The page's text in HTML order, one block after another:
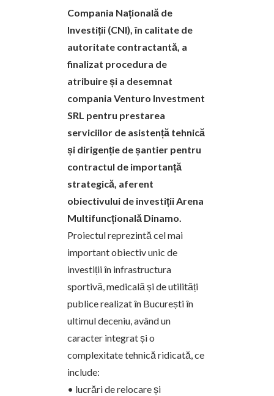
Compania Națională de
Investiții (CNI), în calitate de
autoritate contractantă, a
finalizat procedura de
atribuire și a desemnat
compania Venturo Investment
SRL pentru prestarea
serviciilor de asistență tehnică
și dirigenție de șantier pentru
contractul de importanță
strategică, aferent
obiectivului de investiții Arena
Multifuncțională Dinamo.
Proiectul reprezintă cel mai
important obiectiv unic de
investiții în infrastructura
sportivă, medicală și de utilități
publice realizat în București în
ultimul deceniu, având un
caracter integrat și o
complexitate tehnică ridicată, ce
include:
• lucrări de relocare și